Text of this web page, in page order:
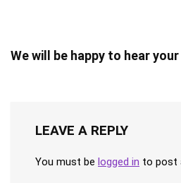
We will be happy to hear
LEAVE A REPLY
You must be logged in to post